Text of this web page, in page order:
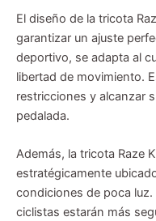
El diseño de la tricota
garantizar un ajuste
deportivo, se adapta al
libertad de movimiento.
restricciones y alcanzar
pedalada.
Además, la tricota Raze
estratégicamente
condiciones de poca
ciclistas estarán más